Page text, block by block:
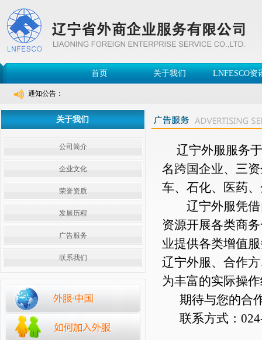
首页 关于我们 LNFESCO资
通知公告：
关于我们
公司简介
企业文化
荣誉资质
发展历程
广告服务
联系我们
辽宁外服服务于
名跨国企业、三
车、石化、医药
辽宁外服凭借
资源开展各类商
业提供各类增值
辽宁外服、合作
为丰富的实际操
期待与您的合
联系方式：